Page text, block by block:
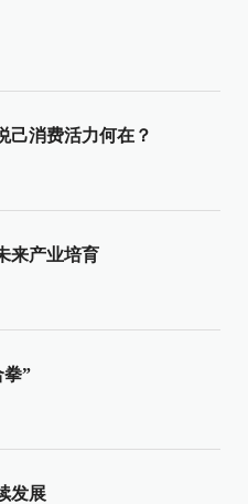
己消费活力何在？
来产业培育
拳”
发展